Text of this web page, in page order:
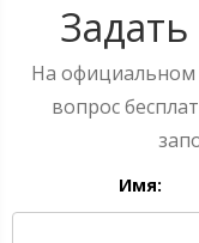
На официальном
вопрос
Имя: